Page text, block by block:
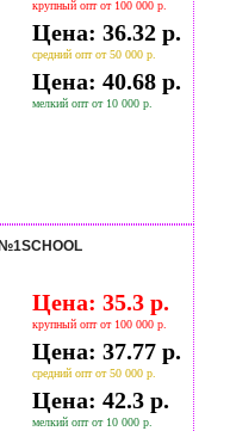
крупный опт от 100 000 р.
Цена: 36.32 р.
средний опт от 50 000 р.
Цена: 40.68 р.
мелкий опт от 10 000 р.
Цена: 35.3 р.
крупный опт от 100 000 р.
Цена: 37.77 р.
средний опт от 50 000 р.
Цена: 42.3 р.
мелкий опт от 10 000 р.